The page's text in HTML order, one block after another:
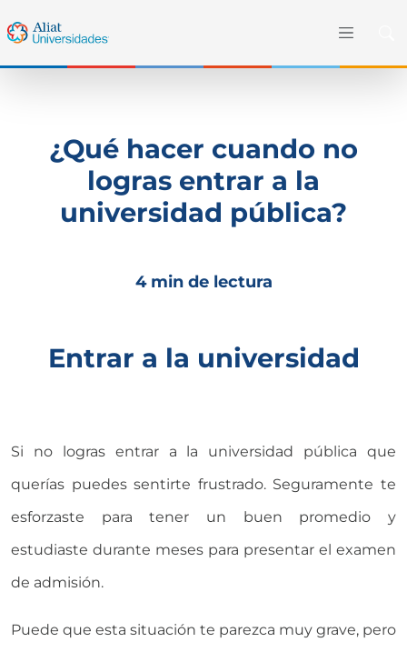
¿Qué hacer cuando no
logras entrar a la
universidad pública?
4 min de lectura
Entrar a la universidad
Si no logras entrar a la universidad pública que
querías puedes sentirte frustrado. Seguramente te
esforzaste para tener un buen promedio y
estudiaste durante meses para presentar el examen
de admisión.
Puede que esta situación te parezca muy grave, pero